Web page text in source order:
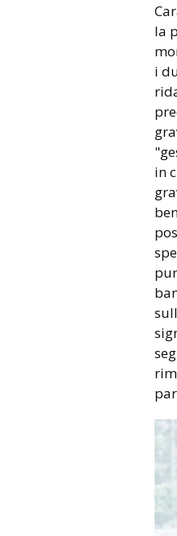
la
i
in